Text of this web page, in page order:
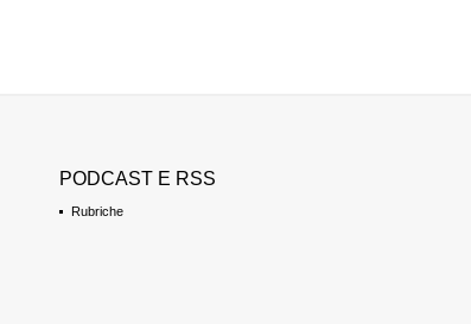
PODCAST E RSS
Rubriche